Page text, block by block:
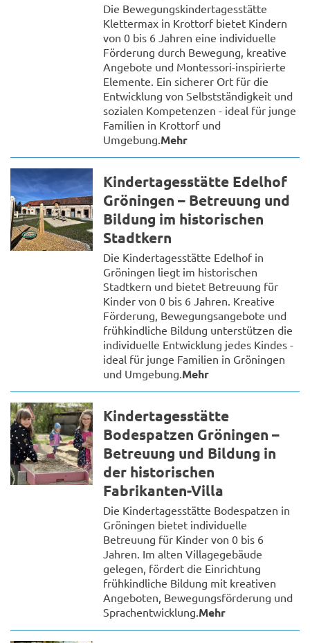
Die Bewegungskindertagesstätte
Klettermax in Krottorf bietet Kindern
von 0 bis 6 Jahren eine individuelle
Förderung durch Bewegung, kreative
Angebote und Montessori-inspirierte
Elemente. Ein sicherer Ort für die
Entwicklung von Selbstständigkeit und
sozialen Kompetenzen - ideal für junge
Familien in Krottorf und
Umgebung. Mehr
Kindertagesstätte Edelhof
Gröningen – Betreuung und
Bildung im historischen
Stadtkern
Die Kindertagesstätte Edelhof in
Gröningen liegt im historischen
Stadtkern und bietet Betreuung für
Kinder von 0 bis 6 Jahren. Kreative
Förderung, Bewegungsangebote und
frühkindliche Bildung unterstützen die
individuelle Entwicklung jedes Kindes -
ideal für junge Familien in Gröningen
und Umgebung. Mehr
Kindertagesstätte
Bodespatzen Gröningen –
Betreuung und Bildung in
der historischen
Fabrikanten-Villa
Die Kindertagesstätte Bodespatzen in
Gröningen bietet individuelle
Betreuung für Kinder von 0 bis 6
Jahren. Im alten Villagegebäude
gelegen, fördert die Einrichtung
frühkindliche Bildung mit kreativen
Angeboten, Bewegungsförderung und
Sprachentwicklung. Mehr